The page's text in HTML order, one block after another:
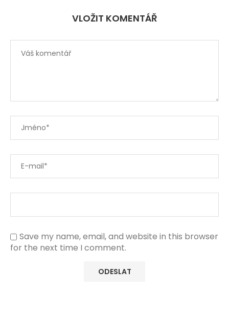
VLOŽIT KOMENTÁŘ
Save my name, email, and website in this browser
for the next time I comment.